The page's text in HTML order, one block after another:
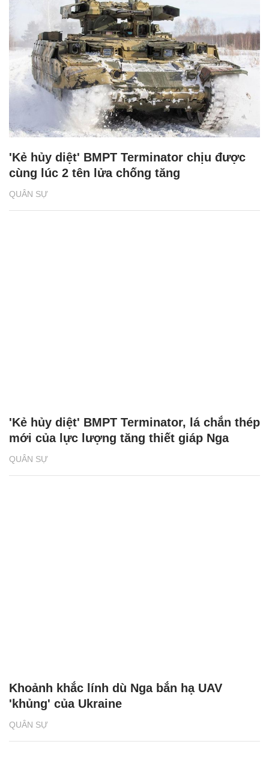
QUÂN SỰ
'Kẻ hủy diệt' BMPT Terminator chịu được
cùng lúc 2 tên lửa chống tăng
QUÂN SỰ
'Kẻ hủy diệt' BMPT Terminator, lá chắn thép
mới của lực lượng tăng thiết giáp Nga
QUÂN SỰ
Khoảnh khắc lính dù Nga bắn hạ UAV
'khủng' của Ukraine